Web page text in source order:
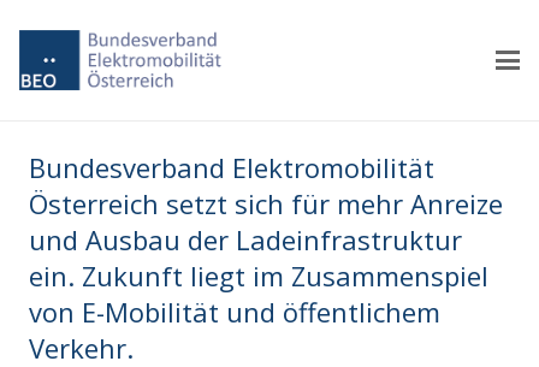
Bundesverband Elektromobilität
Österreich setzt sich für mehr Anreize
und Ausbau der Ladeinfrastruktur
ein. Zukunft liegt im Zusammenspiel
von E-Mobilität und öffentlichem
Verkehr.